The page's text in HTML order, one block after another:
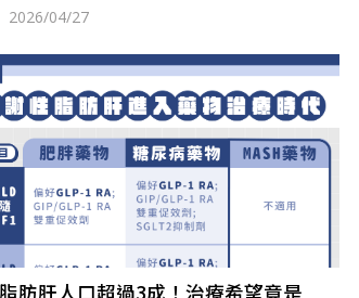
2026/04/27
肪肝人口超過3成！治療希望竟是